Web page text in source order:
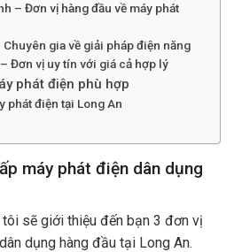
– Đơn vị hàng đầu về máy phát
gia về giải pháp điện năng
Đơn vị uy tín với giá cả hợp lý
phát điện phù hợp
phát điện tại Long An
máy phát điện dân dụng
tôi sẽ giới thiệu đến bạn 3 đơn vị
dụng hàng đầu tại Long An.